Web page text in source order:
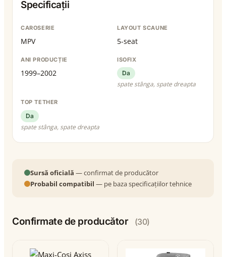
Specificații
CAROSERIE
MPV
LAYOUT SCAUNE
5-seat
ANI PRODUCȚIE
1999–2002
ISOFIX
Da
spate stânga, spate dreapta
TOP TETHER
Da
spate stânga, spate dreapta
Sursă oficială — confirmat de producător
Probabil compatibil — pe baza specificațiilor tehnice
Confirmate de producător (30)